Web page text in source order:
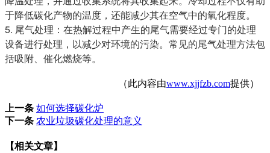
于降低碳化产物的温度，还能减少其在空气中的氧化程度。
5. 尾气处理：在热解过程中产生的尾气需要经过专门的处理
设备进行处理，以减少对环境的污染。常见的尾气处理方法包
括吸附、催化燃烧等。
（此内容由www.xjjfzb.com提供）
上一条 如何选择碳化炉
下一条 农业垃圾碳化处理的意义
【相关文章】